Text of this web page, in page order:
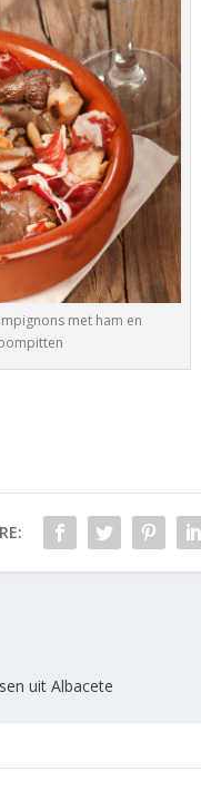
met ham en
uit Albacete